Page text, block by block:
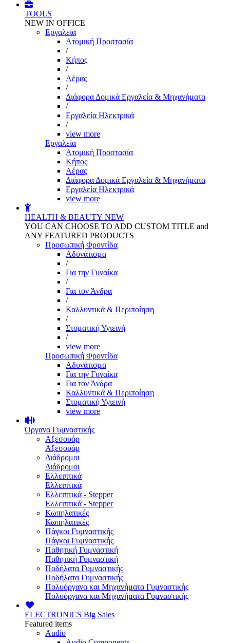
TOOLS
NEW IN OFFICE
Εργαλεία
Aτομική Προστασία
/
Kήπος
/
Αέρας
/
Διάφορα Δομικά Εργαλεία & Μηχανήματα
/
Εργαλεία Ηλεκτρικά
/
view more
Εργαλεία
Aτομική Προστασία
Kήπος
Αέρας
Διάφορα Δομικά Εργαλεία & Μηχανήματα
Εργαλεία Ηλεκτρικά
view more
HEALTH & BEAUTY NEW
YOU CAN CHOOSE TO ADD CUSTOM TITLE and
ANY FEATURED PRODUCTS
Προσωπική Φροντίδα
Αδυνάτισμα
/
Για την Γυναίκα
/
Για τον Άνδρα
/
Καλλυντικά & Περιποίηση
/
Στοματική Υγιεινή
/
view more
Προσωπική Φροντίδα
Αδυνάτισμα
Για την Γυναίκα
Για τον Άνδρα
Καλλυντικά & Περιποίηση
Στοματική Υγιεινή
view more
Όργανα Γυμναστικής
Αξεσουάρ
Αξεσουάρ
Διάδρομοι
Διάδρομοι
Ελλειπτικά
Ελλειπτικά
Ελλειπτικά - Stepper
Ελλειπτικά - Stepper
Κωπηλατικές
Κωπηλατικές
Πάγκοι Γυμναστικής
Πάγκοι Γυμναστικής
Παθητική Γυμναστική
Παθητική Γυμναστική
Ποδήλατα Γυμναστικής
Ποδήλατα Γυμναστικής
Πολυόργανα και Μηχανήματα Γυμναστικής
Πολυόργανα και Μηχανήματα Γυμναστικής
ELECTRONICS Big Sales
Featured items
Audio